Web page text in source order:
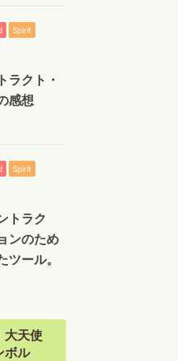
Spirit
ラクト・
感想
Spirit
トラク
ンのため
ツール。
大天使
ボル